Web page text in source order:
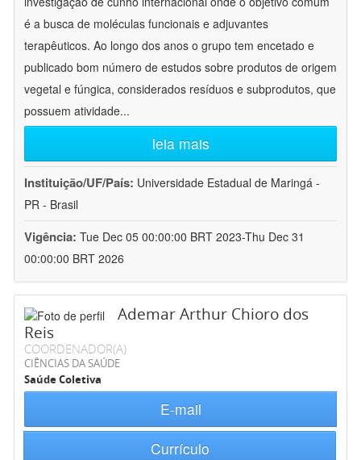
é a busca de moléculas funcionais e adjuvantes
terapêuticos. Ao longo dos anos o grupo tem encetado e
publicado bom número de estudos sobre produtos de origem
vegetal e fúngica, considerados resíduos e subprodutos, que
possuem atividade...
leia mais
Instituição/UF/País: Universidade Estadual de Maringá -
PR - Brasil
Vigência: Tue Dec 05 00:00:00 BRT 2023-Thu Dec 31
00:00:00 BRT 2026
Ademar Arthur Chioro dos
Reis
COORDENADOR(A)
CIÊNCIAS DA SAÚDE
Saúde Coletiva
E-mail
Currículo